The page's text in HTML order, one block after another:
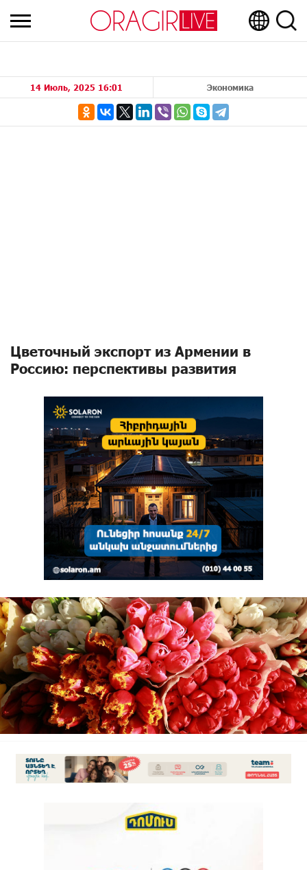
14 Июль, 2025 16:01 Экономика
Цветочный экспорт из Армении в
Россию: перспективы развития